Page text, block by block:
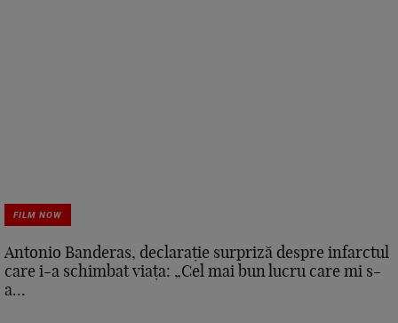
FILM NOW
Antonio Banderas, declarație surpriză despre infarctul
care i-a schimbat viața: „Cel mai bun lucru care mi s-
a...